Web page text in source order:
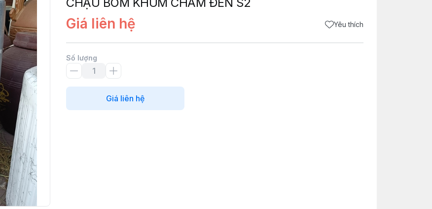
Giá liên hệ Yêu thích
Số lượng
Giá liên hệ